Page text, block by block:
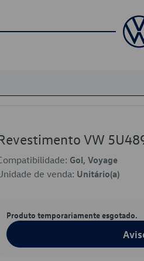
VW
Gol, Voyage
de venda: Unitário(a)
Produto temporariamente esgotado.